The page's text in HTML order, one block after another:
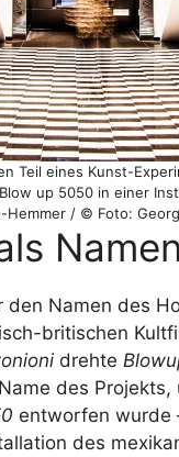
Teil eines Kunst-
up 5050 in einer
Hemmer / © Foto:
den Namen des
britischen
drehte
des Projekts,
entworfen wurde
des